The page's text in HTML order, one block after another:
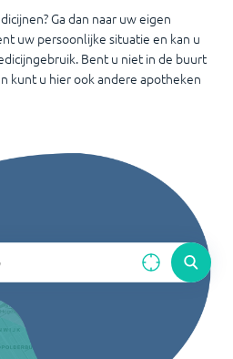
Ga dan naar uw eigen
uw persoonlijke situatie en kan u
Bent u niet in de buurt
kunt u hier ook andere apotheken